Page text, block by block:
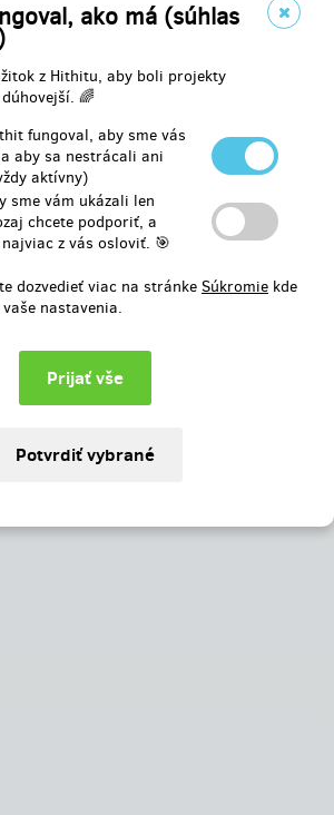
ako má (súhlas
z Hithitu, aby boli projekty
🌈
fungoval, aby sme vás
aby sa nestrácali ani
aktívny)
sme vám ukázali len
chcete podporiť, a
z vás osloviť. 🎯
dozvedieť viac na stránke Súkromie kde
nastavenia.